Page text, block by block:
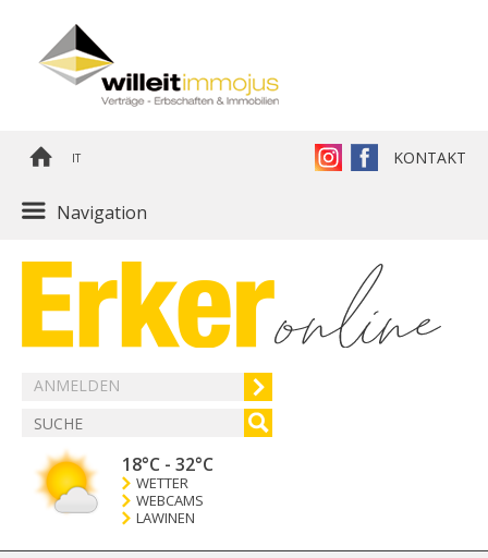
IT KONTAKT
Navigation
ANMELDEN
18°C - 32°C
WETTER
WEBCAMS
LAWINEN